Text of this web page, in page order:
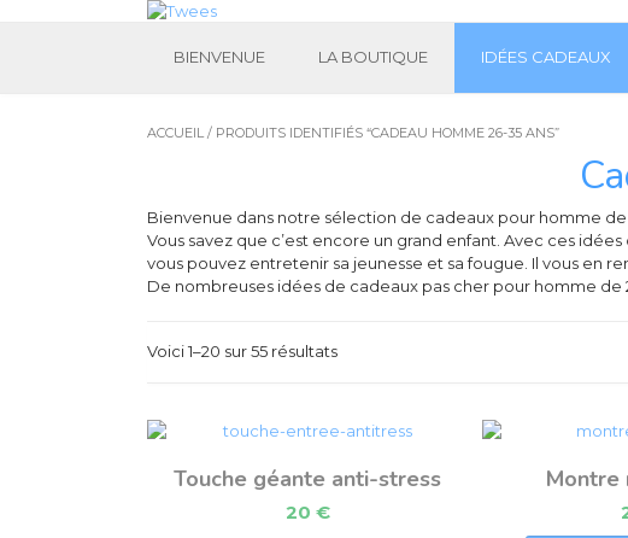
BIENVENUE LA BOUTIQUE IDÉES CADEAUX
ACCUEIL / PRODUITS IDENTIFIÉS “CADEAU HOMME 26-35 ANS”
Bienvenue dans notre sélection de cadeaux pour homme de
Vous savez que c’est encore un grand enfant. Avec ces
vous pouvez entretenir sa jeunesse et sa fougue. Il vous en
De nombreuses idées de cadeaux pas cher pour homme de
Voici 1–20 sur 55 résultats
Touche géante anti-stress
20 €
Montre